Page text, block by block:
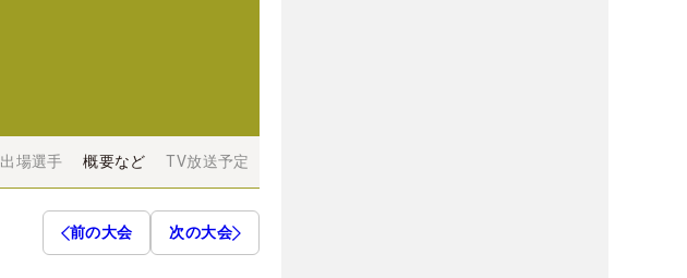
出場選手 概要など TV放送予定
前の大会 次の大会